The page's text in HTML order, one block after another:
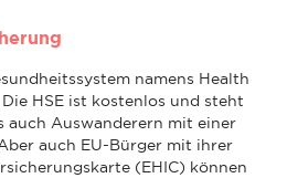
namens Health
HSE ist kostenlos und steht
auch Auswanderern mit einer
auch EU-Bürger mit ihrer
(EHIC) können